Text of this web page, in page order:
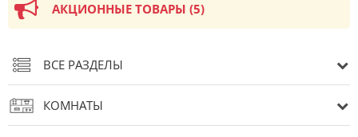
АКЦИОННЫЕ ТОВАРЫ (5)
ВСЕ РАЗДЕЛЫ
КОМНАТЫ